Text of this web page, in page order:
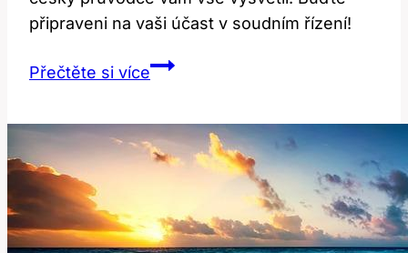
připraveni na vaši účast v soudním řízení!
Přečtěte si víceJury:
Jeho
Význam
Použití?
Anglicko-